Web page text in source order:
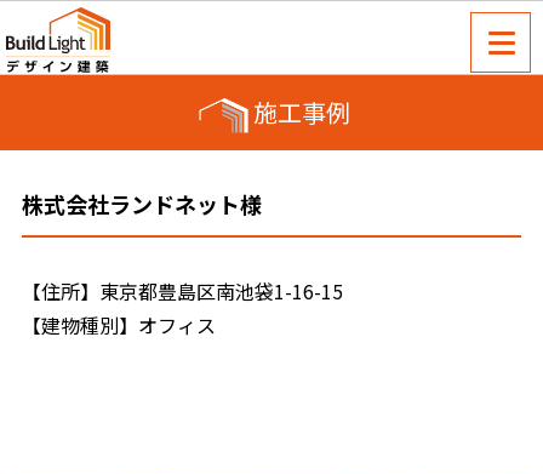
施工事例
株式会社ランドネット様
【住所】東京都豊島区南池袋1-16-15
【建物種別】オフィス